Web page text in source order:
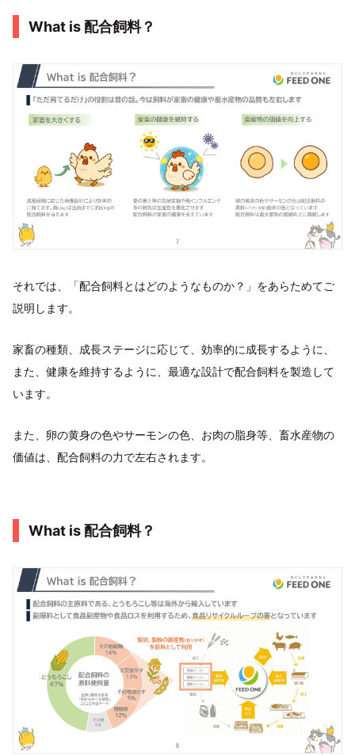
What is 配合飼料？
それでは、「配合飼料とはどのようなものか？」をあらためてご
説明します。
家畜の種類、成長ステージに応じて、効率的に成長するように、
また、健康を維持するように、最適な設計で配合飼料を製造して
います。
また、卵の黄身の色やサーモンの色、お肉の脂身等、畜水産物の
価値は、配合飼料の力で左右されます。
What is 配合飼料？